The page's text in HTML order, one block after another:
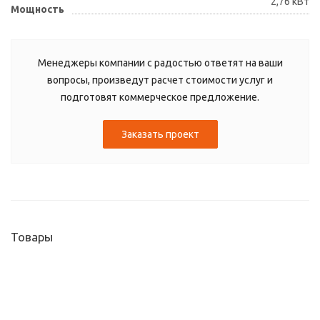
Мощность
Менеджеры компании с радостью ответят на ваши
вопросы, произведут расчет стоимости услуг и
подготовят коммерческое предложение.
Заказать проект
Товары